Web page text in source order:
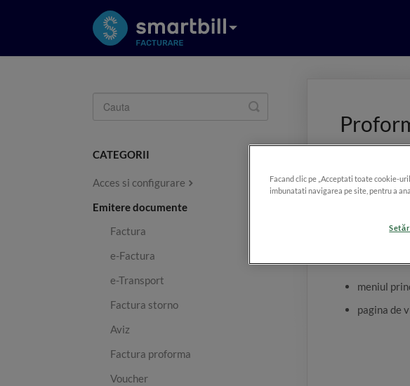
meniul
pagina de
Toggle
Search
CATEGORII
Acces si configurare
Emitere documente
Factura
e-Factura
e-Transport
Factura storno
Aviz
Factura proforma
Voucher
Facand clic pe „Acceptati toate cookie-
imbunatati navigarea pe site, pentru a